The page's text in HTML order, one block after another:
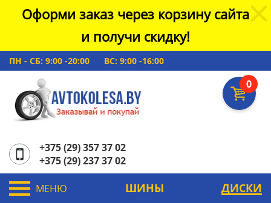
Оформи заказ через корзину сайта
и получи скидку!
ПН - СБ: 9:00 -20:00 ВС: 9:00 -16:00
0
+375 (29) 357 37 02
+375 (29) 237 37 02
МЕНЮ ШИНЫ ДИСКИ